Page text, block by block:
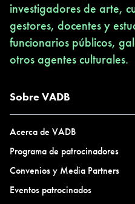
investigadores de arte,
gestores, docentes y
funcionarios públicos,
otros agentes culturales.
Sobre VADB
Acerca de VADB
Programa de patrocinadores
Convenios y Media Partners
Eventos patrocinados